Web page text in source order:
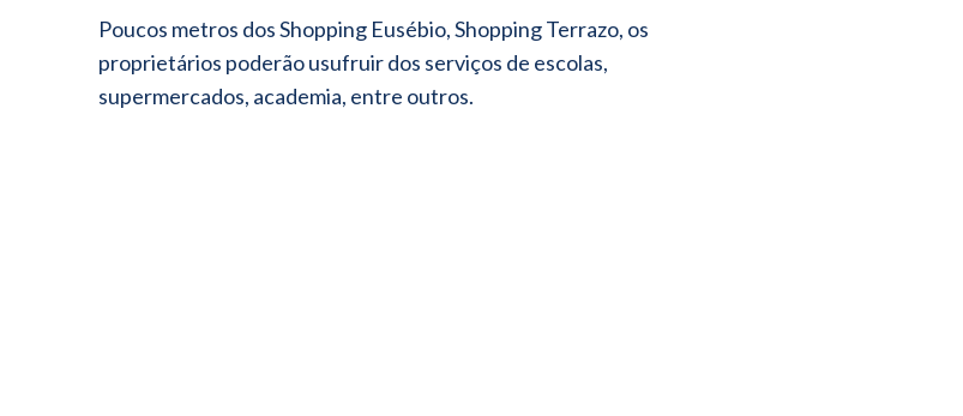
Poucos metros dos Shopping Eusébio, Shopping Terrazo, os
proprietários poderão usufruir dos serviços de escolas,
supermercados, academia, entre outros.